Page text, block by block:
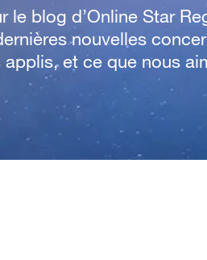
le blog d’Online Star
nouvelles
applis, et ce que nous